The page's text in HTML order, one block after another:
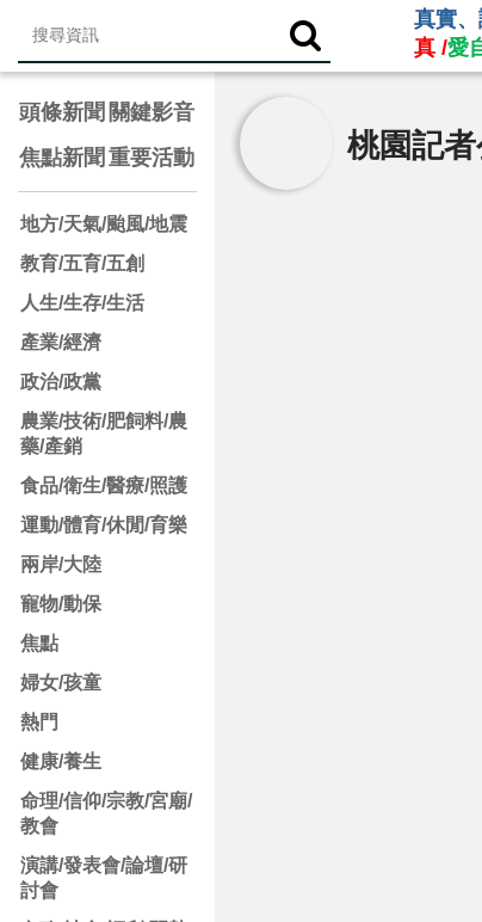
真實
真 /愛
頭條新聞 關鍵影音
焦點新聞 重要活動
地方/天氣/颱風/地震
教育/五育/五創
人生/生存/生活
產業/經濟
政治/政黨
農業/技術/肥飼料/農
藥/產銷
食品/衛生/醫療/照護
運動/體育/休閒/育樂
兩岸/大陸
寵物/動保
焦點
婦女/孩童
熱門
健康/養生
命理/信仰/宗教/宮廟/
教會
演講/發表會/論壇/研
討會
桃園記